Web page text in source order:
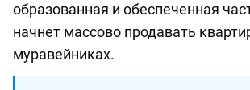
образованная и обеспеченная
начнет массово продавать
муравейниках.